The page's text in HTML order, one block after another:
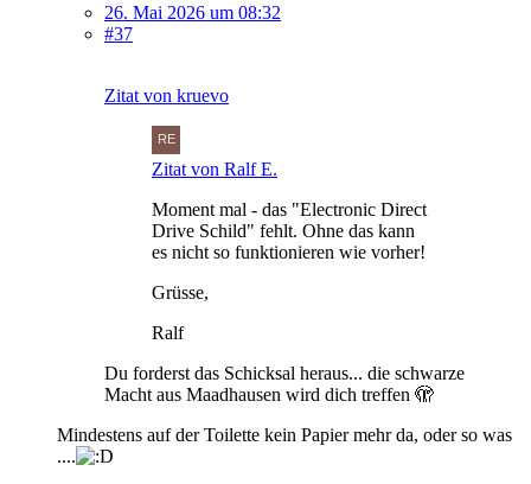
26. Mai 2026 um 08:32
#37
Zitat von kruevo
Zitat von Ralf E.
Moment mal - das "Electronic Direct
Drive Schild" fehlt. Ohne das kann
es nicht so funktionieren wie vorher!
Grüsse,
Ralf
Du forderst das Schicksal heraus... die schwarze
Macht aus Maadhausen wird dich treffen 🫣
Mindestens auf der Toilette kein Papier mehr da, oder so was
....